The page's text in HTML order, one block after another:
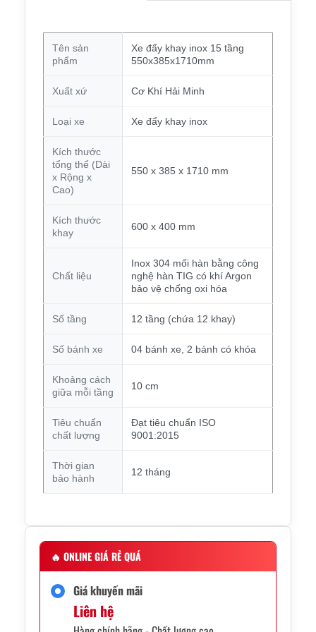
Tên sản
phẩm
Xe đẩy khay inox 15 tầng
550x385x1710mm
Xuất xứ Cơ Khí Hải Minh
Loại xe Xe đẩy khay inox
Kích thước
tổng thể (Dài
x Rộng x
Cao)
550 x 385 x 1710 mm
Kích thước
khay
600 x 400 mm
Chất liệu
Inox 304 mối hàn bằng công
nghệ hàn TIG có khí Argon
bảo vệ chống oxi hóa
Số tầng 12 tầng (chứa 12 khay)
Số bánh xe 04 bánh xe, 2 bánh có khóa
Khoảng cách
giữa mỗi tầng
10 cm
Tiêu chuẩn
chất lượng
Đạt tiêu chuẩn ISO
9001:2015
Thời gian
bảo hành
12 tháng
🔥 ONLINE GIÁ RẺ QUÁ
Giá khuyến mãi
Liên hệ